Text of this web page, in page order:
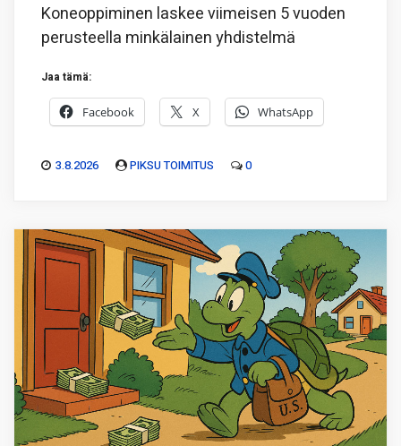
Koneoppiminen laskee viimeisen 5 vuoden
perusteella minkälainen yhdistelmä
Jaa tämä:
Facebook X WhatsApp
3.8.2026 PIKSU TOIMITUS 0